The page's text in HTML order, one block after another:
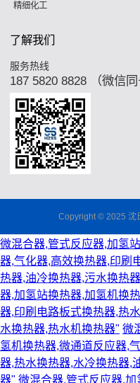
精细化工
了解我们
服务热线
187 5820 8828 （微信同
Copyright © 2025 沈
微混合器,管式反应器,加氢
器,气化器,高效换热器,印刷
热器,油冷换热器,污水换热
器,加氢站换热器,加氢机换
器,印刷电路板式换热器,热
水换热器,热水机换热器" 微
氢机换热器,微通道反应器,
器,热水换热器,水冷换热器,
器" 微混合器,管式反应器,